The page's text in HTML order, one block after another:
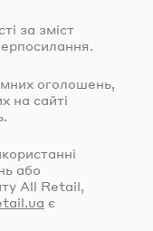
за зміст
оголошень,
на сайті
або
All Retail,
є